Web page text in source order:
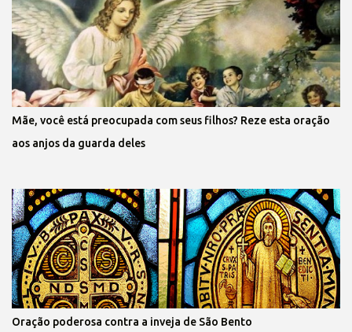
Mãe, você está preocupada com seus filhos? Reze esta oração
aos anjos da guarda deles
Oração poderosa contra a inveja de São Bento